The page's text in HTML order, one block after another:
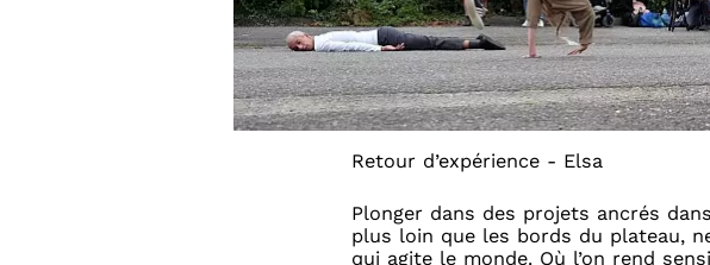
Retour d’expérience - Elsa
Plonger dans des projets ancrés
plus loin que les bords du plateau,
qui agite le monde. Où l’on rend